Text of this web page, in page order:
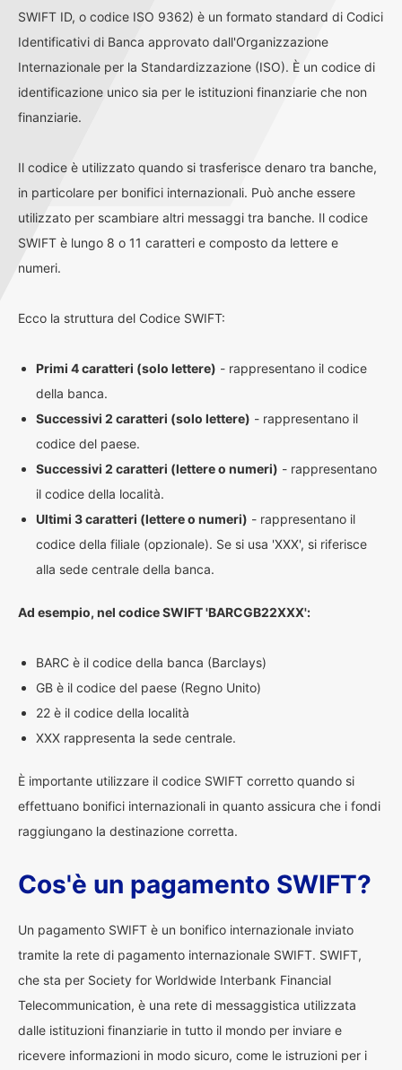
SWIFT ID, o codice ISO 9362) è un formato standard di Codici
Identificativi di Banca approvato dall'Organizzazione
Internazionale per la Standardizzazione (ISO). È un codice di
identificazione unico sia per le istituzioni finanziarie che non
finanziarie.
Il codice è utilizzato quando si trasferisce denaro tra banche,
in particolare per bonifici internazionali. Può anche essere
utilizzato per scambiare altri messaggi tra banche. Il codice
SWIFT è lungo 8 o 11 caratteri e composto da lettere e
numeri.
Ecco la struttura del Codice SWIFT:
Primi 4 caratteri (solo lettere) - rappresentano il codice
della banca.
Successivi 2 caratteri (solo lettere) - rappresentano il
codice del paese.
Successivi 2 caratteri (lettere o numeri) - rappresentano
il codice della località.
Ultimi 3 caratteri (lettere o numeri) - rappresentano il
codice della filiale (opzionale). Se si usa 'XXX', si riferisce
alla sede centrale della banca.
Ad esempio, nel codice SWIFT 'BARCGB22XXX':
BARC è il codice della banca (Barclays)
GB è il codice del paese (Regno Unito)
22 è il codice della località
XXX rappresenta la sede centrale.
È importante utilizzare il codice SWIFT corretto quando si
effettuano bonifici internazionali in quanto assicura che i fondi
raggiungano la destinazione corretta.
Cos'è un pagamento SWIFT?
Un pagamento SWIFT è un bonifico internazionale inviato
tramite la rete di pagamento internazionale SWIFT. SWIFT,
che sta per Society for Worldwide Interbank Financial
Telecommunication, è una rete di messaggistica utilizzata
dalle istituzioni finanziarie in tutto il mondo per inviare e
ricevere informazioni in modo sicuro, come le istruzioni per i